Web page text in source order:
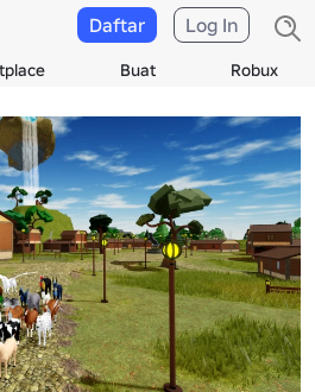
Buat Robux
Daftar Log In